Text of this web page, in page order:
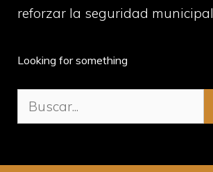
reforzar la seguridad municipal
Looking for something
Buscar: